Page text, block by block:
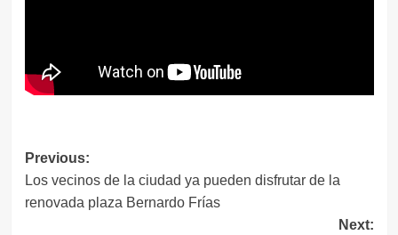
Navegación
de
entradas
Previous:
Los vecinos de la ciudad ya pueden disfrutar de la
renovada plaza Bernardo Frías
Next: